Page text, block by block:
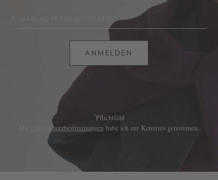
ANMELDEN
*Pflichtfeld
Datenschutzbestimmungen habe ich zur Kenntnis genommen.